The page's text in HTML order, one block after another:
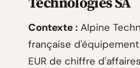
Contexte : Alpine
française
EUR de chiffre